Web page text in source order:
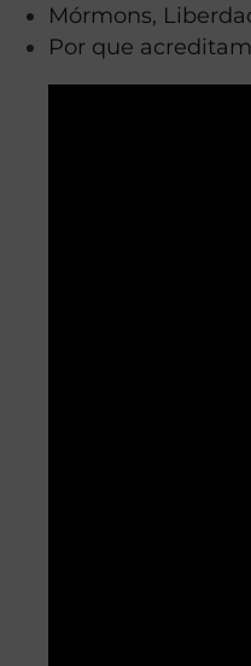
Mórmons,
Por que